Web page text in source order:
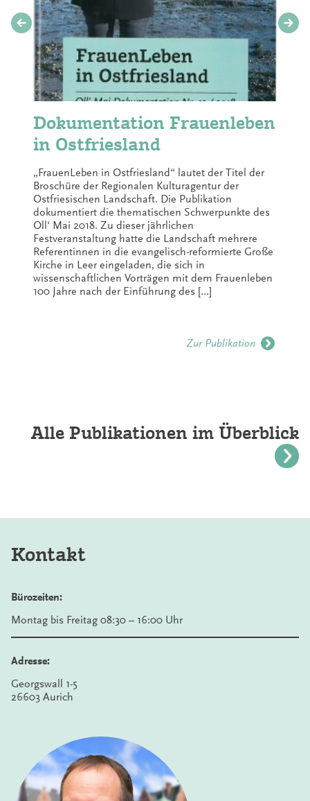
Dokumentation Frauenleben
in Ostfriesland
„FrauenLeben in Ostfriesland“ lautet der Titel der
Broschüre der Regionalen Kulturagentur der
Ostfriesischen Landschaft. Die Publikation
dokumentiert die thematischen Schwerpunkte des
Oll‘ Mai 2018. Zu dieser jährlichen
Festveranstaltung hatte die Landschaft mehrere
Referentinnen in die evangelisch-reformierte Große
Kirche in Leer eingeladen, die sich in
wissenschaftlichen Vorträgen mit dem Frauenleben
100 Jahre nach der Einführung des […]
Zur Publikation
Alle Publikationen im Überblick
Kontakt
Bürozeiten:
Montag bis Freitag 08:30 – 16:00 Uhr
Adresse:
Georgswall 1-5
26603 Aurich